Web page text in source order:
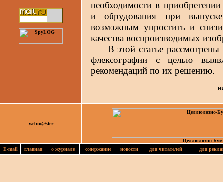
необходимости в
и обрудования при выпуске
возможным упростить и
качества воспроизводимых
В этой статье рассмотрены
флексографии с целью
рекомендаций по их решению.
webm@ster
Целлюлозно-
E-mail
главная о журнале содержание новости для читателей для